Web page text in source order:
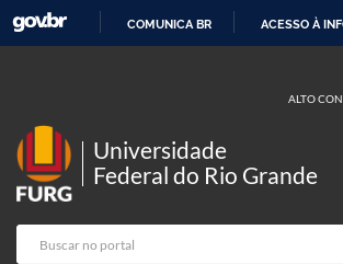
COMUNICA BR ACESSO À
ALTO
Universidade
Federal do Rio Grande